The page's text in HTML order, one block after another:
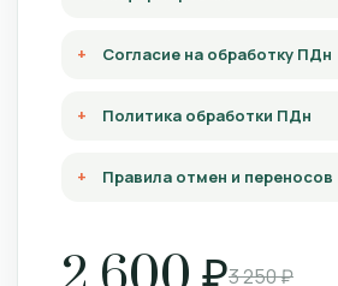
Согласие на обработку ПДн
Политика обработки ПДн
Правила отмен и переносов
3 250 ₽